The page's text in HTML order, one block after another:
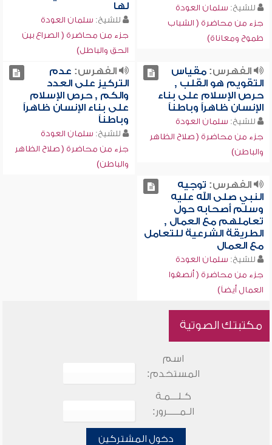
للشيخ: سلمان العودة
جزء من محاضرة ( الشباب
طموح ومعاناة)
لها
للشيخ: سلمان العودة
جزء من محاضرة ( الصراع بين
الحق والباطل)
الفهرس:مقياس
التقويم هو القلب ,
حرص الإسلام على بناء
الإنسان ظاهراً وباطناً
للشيخ: سلمان العودة
جزء من محاضرة ( صلاح الظاهر
والباطن)
الفهرس: عدم
التركيز على العدد
والكم , حرص الإسلام
على بناء الإنسان ظاهراً
وباطناً
للشيخ: سلمان العودة
جزء من محاضرة ( صلاح الظاهر
والباطن)
الفهرس: توجيه
النبي صلى الله عليه
وسلم أصحابه حول
تعاملهم مع العمال ,
الطريقة الشرعية للتعامل
مع العمال
للشيخ: سلمان العودة
جزء من محاضرة ( أنصفوا
العمال أيضاً)
مكتبتك الصوتية
اسم
المستخدم:
كـلـــمـة
الـمـــــرور:
دخول المشتركين